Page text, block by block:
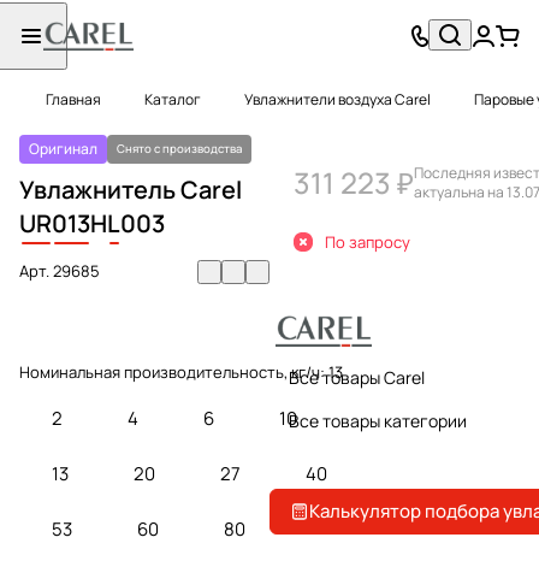
Главная Каталог Увлажнители воздуха Carel Паровые
Оригинал Снято с производства
Увлажнитель Carel
UR013HL003
Арт.29685
Номинальная производительность, кг/ч:13
2 4 6 10
13 20 27 40
53 60 80
311 223 ₽Последняя
актуальна на
По запросу
Все товары Carel
Все товары категории
Калькулятор подбора